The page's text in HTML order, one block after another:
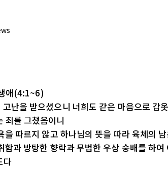
애(4:1~6)
난을 받으셨으니 너희도 같은 마음으로 갑
죄를 그쳤음이니
을 따르지 않고 하나님의 뜻을 따라 육체의
함과 방탕한 향락과 무법한 우상 숭배를 하
다